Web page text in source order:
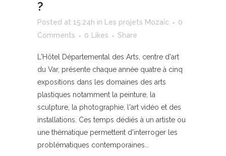
?
Posted at 15:24h in Les projets Mozaïc
0
Comments
0 Likes Share
L'Hôtel Départemental des Arts, centre d'art
du Var, présente chaque année quatre à cinq
expositions dans les domaines des arts
plastiques notamment la peinture, la
sculpture, la photographie, l'art vidéo et des
installations. Ces temps dédiés à un artiste ou
une thématique permettent d'interroger les
problématiques contemporaines...